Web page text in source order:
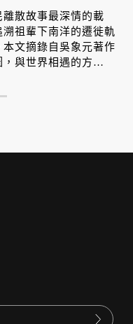
散故事最深情的載
祖輩下南洋的遷徙軌
文摘錄自吳象元著作
，與世界相遇的方